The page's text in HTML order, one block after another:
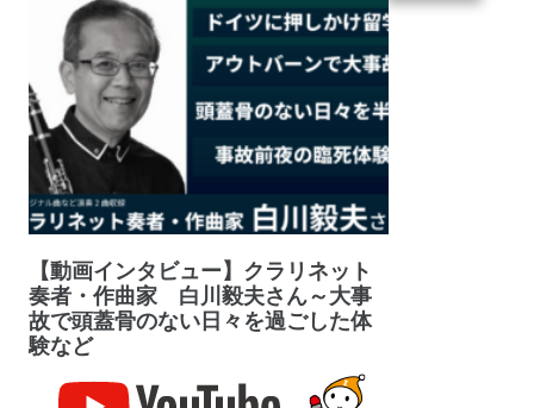
【動画インタビュー】クラリネット
奏者・作曲家 白川毅夫さん～大事
故で頭蓋骨のない日々を過ごした体
験など